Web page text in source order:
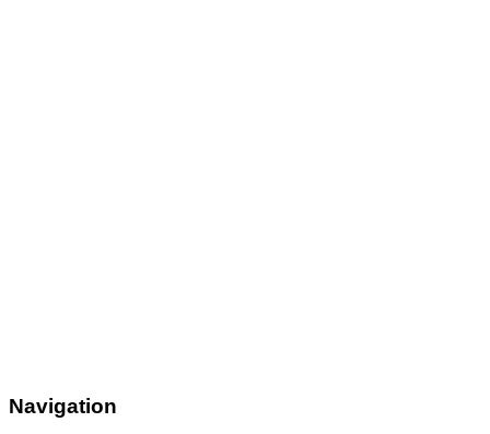
Navigation